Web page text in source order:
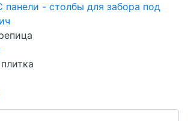
панели - столбы для забора под